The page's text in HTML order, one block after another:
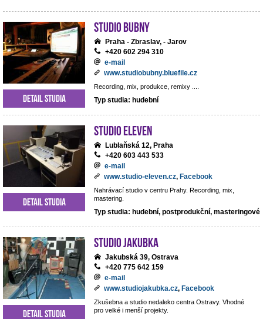
Studio BUBNY
Praha - Zbraslav, - Jarov
+420 602 294 310
e-mail
www.studiobubny.bluefile.cz
Recording, mix, produkce, remixy ....
Typ studia: hudební
Detail studia
Studio Eleven
Lublaňská 12, Praha
+420 603 443 533
e-mail
www.studio-eleven.cz, Facebook
Nahrávací studio v centru Prahy. Recording, mix,
mastering.
Typ studia: hudební, postprodukční, masteringové
Detail studia
Studio Jakubka
Jakubská 39, Ostrava
+420 775 642 159
e-mail
www.studiojakubka.cz, Facebook
Zkušebna a studio nedaleko centra Ostravy. Vhodné
pro velké i menší projekty.
Detail studia